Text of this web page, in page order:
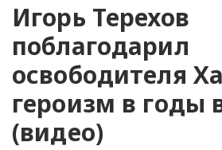
Игорь Терехов
поблагодарил
освободителя
героизм в годы
(видео)